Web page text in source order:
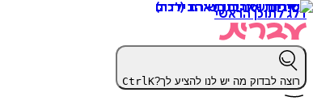
דלג לתוכן הראשי
רוצה לבדוק מה יש לנו להציע לך? CtrlK